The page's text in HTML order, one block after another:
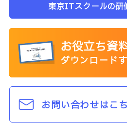
東京ITスクールの研
お役立ち資
ダウンロード
お問い合わせはこ